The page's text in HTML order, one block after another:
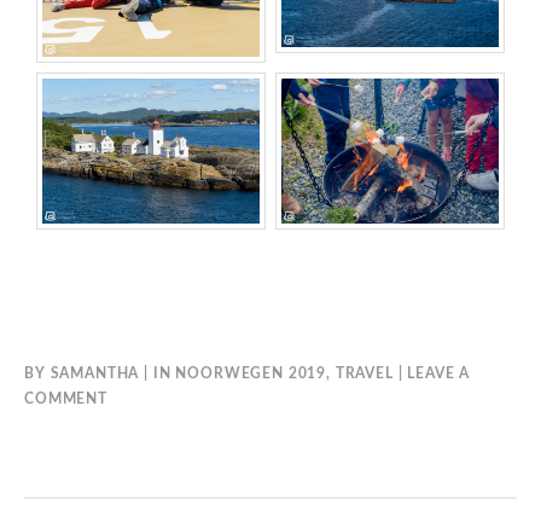
BY SAMANTHA IN NOORWEGEN 2019, TRAVEL
LEAVE A
COMMENT